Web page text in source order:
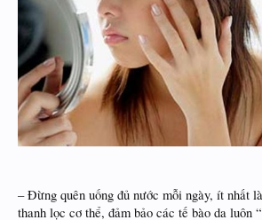
– Đừng quên uống đủ nước mỗi ngày, ít nhất
thanh lọc cơ thể, đảm bảo các tế bào da luôn